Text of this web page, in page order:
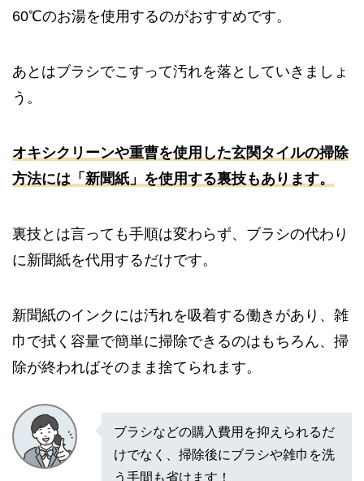
60℃のお湯を使用するのがおすすめです。
あとはブラシでこすって汚れを落としていきましょ
う。
オキシクリーンや重曹を使用した玄関タイルの掃除
方法には「 新聞紙 」を使用する裏技もあります。
裏技とは言っても手順は変わらず、ブラシの代わり
に新聞紙を代用するだけです。
新聞紙のインクには汚れを吸着する働きがあり、雑
巾で拭く容量で簡単に掃除できるのはもちろん、掃
除が終わればそのまま捨てられます。
ブラシなどの購入費用を抑えられるだ
けでなく、掃除後にブラシや雑巾を洗
う手間も省けます！